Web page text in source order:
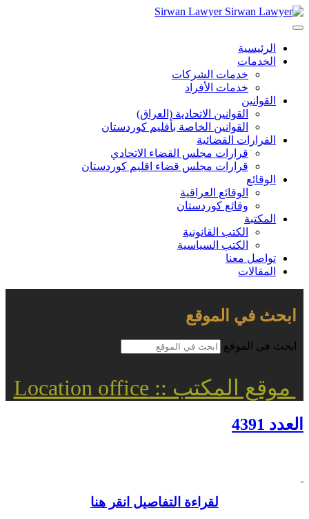
Sirwan Lawyer
الرئيسية
الخدمات
خدمات الشركات
خدمات الأفراد
القوانين
القوانين الاتحادية (العراق)
القوانين الخاصة بأقليم كوردستان
القرارات القضائية
قرارات مجلس القضاء الاتحادي
قرارات مجلس قضاء اقليم كوردستان
الوقائع
الوقائع العراقية
وقائع كوردستان
المكتبة
الكتب القانونية
الكتب السياسية
تواصل معنا
المقالات
ابحث في الموقع
ابحث في الموقع
موقع المكتب :: Location office
العدد 4391
لقراءة التفاصيل انقر هنا